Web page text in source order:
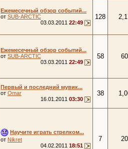
Ежемесечный обзор событий...
от SUB-ARCTIC
03.03.2011 22:49
128
Ежемесечный обзор событий...
от SUB-ARCTIC
03.03.2011 22:49
58
Первый и последний мувик...
от Omar
16.01.2011 03:30
38
Научите играть стрелком...
от Nikret
04.02.2011 18:51
7